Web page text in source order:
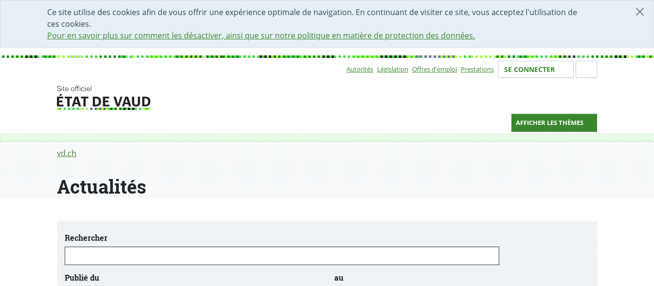
Ce site utilise des cookies afin de vous offrir une expérience optimale de navigation. En continuant de visiter ce site, vous acceptez l'utilisation de
ces cookies.
Pour en savoir plus sur comment les désactiver, ainsi que sur notre politique en matière de protection des données.
DÉBUT DU CONTENU DE LA PAGE
ACCÈS AU CHAMP DE RECHERCHE
PAGE D'ACCUEIL
FORMULAIRE DE CONTACT
Autorités Législation Offres d'emploi Prestations Votre identité
SE CONNECTER
AFFICHER LES THÈMES
Fil d'Ariane
vd.ch
Actualités
Actualités
Rechercherdans les actualtiés
Publié du au